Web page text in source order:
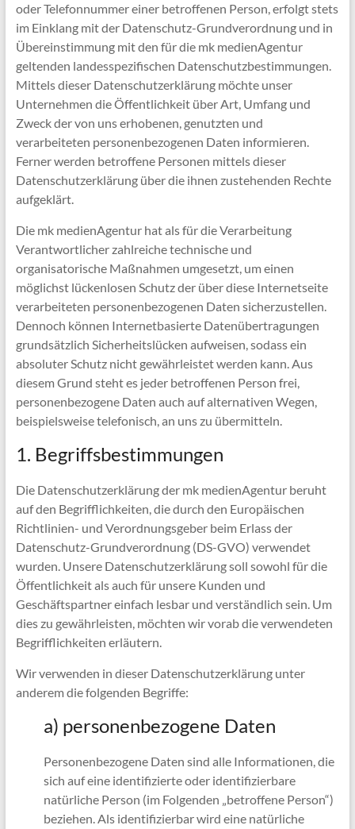
oder Telefonnummer einer betroffenen Person, erfolgt stets
im Einklang mit der Datenschutz-Grundverordnung und in
Übereinstimmung mit den für die mk medienAgentur
geltenden landesspezifischen Datenschutzbestimmungen.
Mittels dieser Datenschutzerklärung möchte unser
Unternehmen die Öffentlichkeit über Art, Umfang und
Zweck der von uns erhobenen, genutzten und
verarbeiteten personenbezogenen Daten informieren.
Ferner werden betroffene Personen mittels dieser
Datenschutzerklärung über die ihnen zustehenden Rechte
aufgeklärt.
Die mk medienAgentur hat als für die Verarbeitung
Verantwortlicher zahlreiche technische und
organisatorische Maßnahmen umgesetzt, um einen
möglichst lückenlosen Schutz der über diese Internetseite
verarbeiteten personenbezogenen Daten sicherzustellen.
Dennoch können Internetbasierte Datenübertragungen
grundsätzlich Sicherheitslücken aufweisen, sodass ein
absoluter Schutz nicht gewährleistet werden kann. Aus
diesem Grund steht es jeder betroffenen Person frei,
personenbezogene Daten auch auf alternativen Wegen,
beispielsweise telefonisch, an uns zu übermitteln.
1. Begriffsbestimmungen
Die Datenschutzerklärung der mk medienAgentur beruht
auf den Begrifflichkeiten, die durch den Europäischen
Richtlinien- und Verordnungsgeber beim Erlass der
Datenschutz-Grundverordnung (DS-GVO) verwendet
wurden. Unsere Datenschutzerklärung soll sowohl für die
Öffentlichkeit als auch für unsere Kunden und
Geschäftspartner einfach lesbar und verständlich sein. Um
dies zu gewährleisten, möchten wir vorab die verwendeten
Begrifflichkeiten erläutern.
Wir verwenden in dieser Datenschutzerklärung unter
anderem die folgenden Begriffe:
a) personenbezogene Daten
Personenbezogene Daten sind alle Informationen, die
sich auf eine identifizierte oder identifizierbare
natürliche Person (im Folgenden „betroffene Person“)
beziehen. Als identifizierbar wird eine natürliche